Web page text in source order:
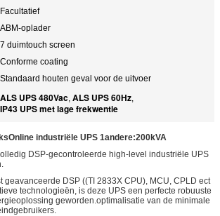
Facultatief
ABM-oplader
7 duimtouch screen
Conforme coating
Standaard houten geval voor de uitvoer
ALS UPS 480Vac, ALS UPS 60Hz,
IP43 UPS met lage frekwentie
Online industriële UPS 1andere:200kVA
DSP-gecontroleerde high-level industriële UPS
geavanceerde DSP ((TI 2833X CPU), MCU, CPLD ect
technologieën, is deze UPS een perfecte robuuste
geworden.optimalisatie van de minimale